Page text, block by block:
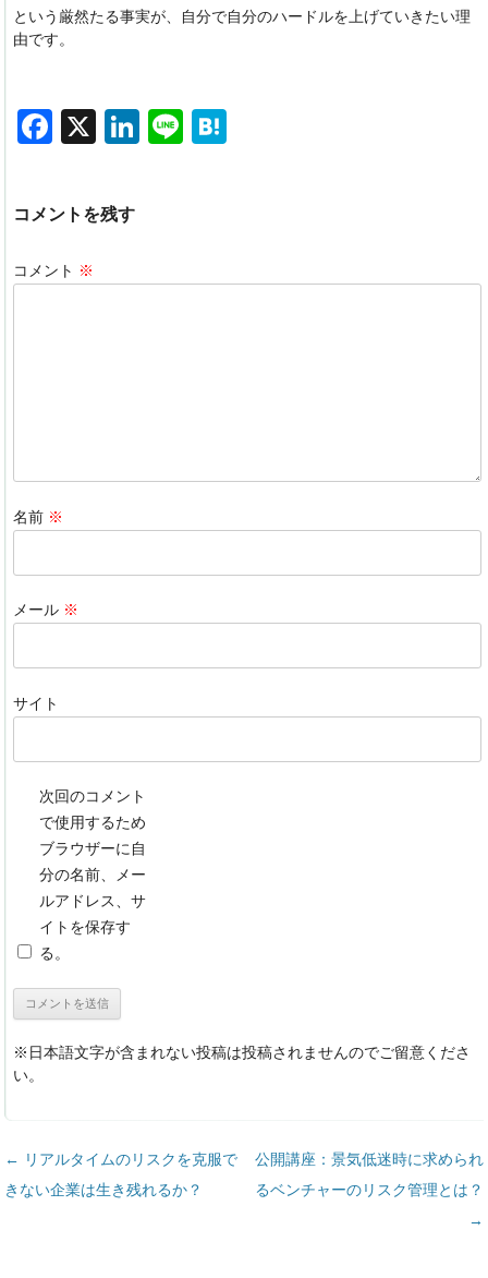
という厳然たる事実が、自分で自分のハードルを上げていきたい理
由です。
F
e
b
X
Li
Li
コメントを残す
コメント ※
名前 ※
メール ※
サイト
次回のコメント
で使用するため
ブラウザーに自
分の名前、メー
ルアドレス、サ
イトを保存す
る。
※日本語文字が含まれない投稿は投稿されませんのでご留意くださ
い。
投稿ナビゲーション
← リアルタイムのリスクを克服で
きない企業は生き残れるか？
公開講座：景気低迷時に求められ
るベンチャーのリスク管理とは？
→